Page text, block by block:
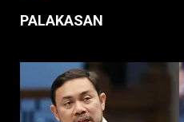
PALAKASAN